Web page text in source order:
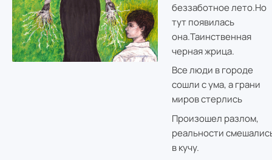
беззаботное лето.Но
тут появилась
она.Таинственная
черная жрица.
Все люди в городе
сошли с ума, а грани
миров стерлись
Произошел разлом,
реальности
в кучу.